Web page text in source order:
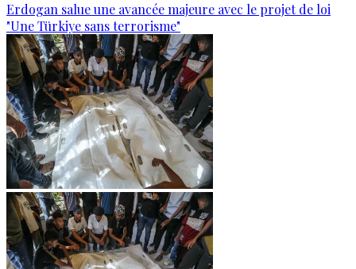
Erdogan salue une avancée majeure avec le projet de loi
"Une Türkiye sans terrorisme"